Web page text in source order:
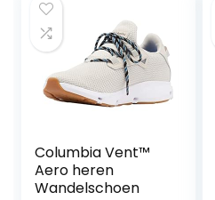
Columbia Vent™
Aero heren
Wandelschoen